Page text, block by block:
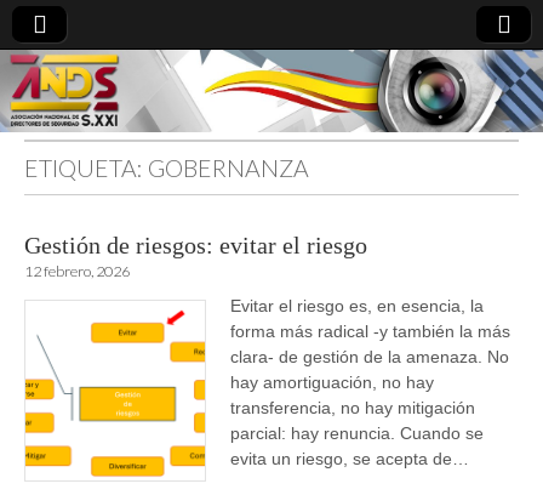
directoresdeseguridad.es
ETIQUETA: GOBERNANZA
Gestión de riesgos: evitar el riesgo
12 febrero, 2026
Evitar el riesgo es, en esencia, la
forma más radical -y también la más
clara- de gestión de la amenaza. No
hay amortiguación, no hay
transferencia, no hay mitigación
parcial: hay renuncia. Cuando se
evita un riesgo, se acepta de…